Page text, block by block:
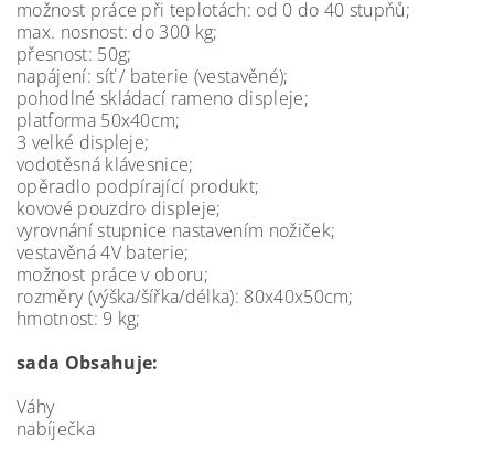
možnost práce při teplotách: od 0 do 40 stupňů;
max. nosnost: do 300 kg;
přesnost: 50g;
napájení: síť / baterie (vestavěné);
pohodlné skládací rameno displeje;
platforma 50x40cm;
3 velké displeje;
vodotěsná klávesnice;
opěradlo podpírající produkt;
kovové pouzdro displeje;
vyrovnání stupnice nastavením nožiček;
vestavěná 4V baterie;
možnost práce v oboru;
rozměry (výška/šířka/délka): 80x40x50cm;
hmotnost: 9 kg;
sada Obsahuje:
Váhy
nabíječka